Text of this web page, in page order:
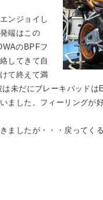
ンジョイし
端はこの
のBPFフ
してきて自
て終えて満
未だにブレーキパッド
ました。フィーリングが
ましたが・・・戻ってく